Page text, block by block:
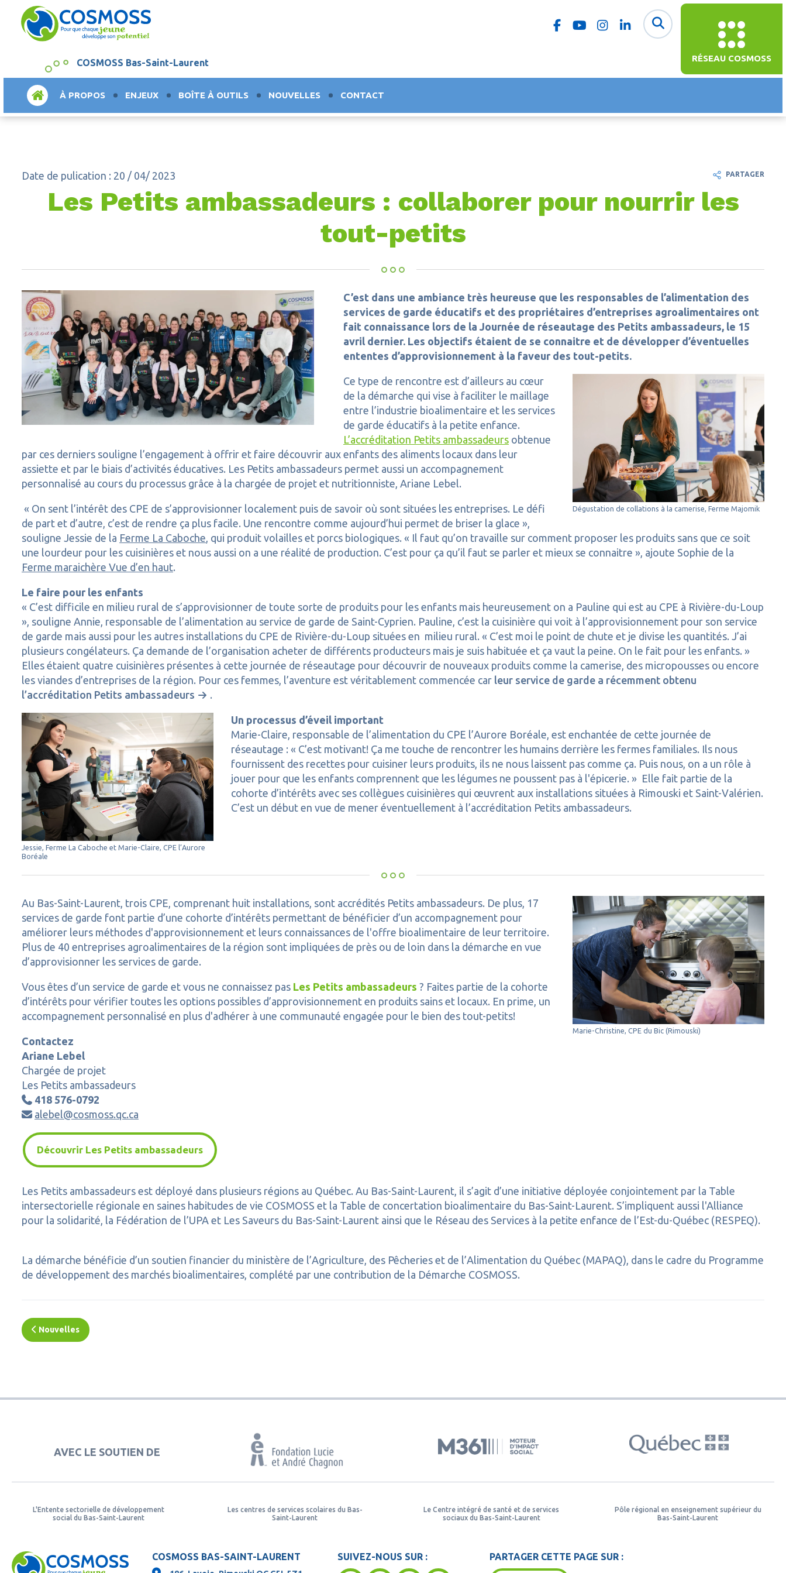
RÉSEAU COSMOSS
COSMOSS Bas-Saint-Laurent
ACCUEILÀ PROPOS ENJEUX BOÎTE À OUTILS NOUVELLES CONTACT
Date de pulication : 20 / 04/ 2023
Les Petits ambassadeurs : collaborer pour nourrir les
tout-petits
C’est dans une ambiance très heureuse que les responsables de l’alimentation des
services de garde éducatifs et des propriétaires d’entreprises agroalimentaires ont
fait connaissance lors de la Journée de réseautage des Petits ambassadeurs, le 15
avril dernier. Les objectifs étaient de se connaitre et de développer d’éventuelles
ententes d’approvisionnement à la faveur des tout-petits.
Dégustation de collations à la camerise, Ferme Majomik
Ce type de rencontre est d’ailleurs au cœur
de la démarche qui vise à faciliter le maillage
entre l’industrie bioalimentaire et les services
de garde éducatifs à la petite enfance.
L’accréditation Petits ambassadeurs obtenue
par ces derniers souligne l’engagement à offrir et faire découvrir aux enfants des aliments locaux dans leur
assiette et par le biais d’activités éducatives. Les Petits ambassadeurs permet aussi un accompagnement
personnalisé au cours du processus grâce à la chargée de projet et nutritionniste, Ariane Lebel.
« On sent l’intérêt des CPE de s’approvisionner localement puis de savoir où sont situées les entreprises. Le défi
de part et d’autre, c’est de rendre ça plus facile. Une rencontre comme aujourd’hui permet de briser la glace »,
souligne Jessie de la Ferme La Caboche, qui produit volailles et porcs biologiques. « Il faut qu’on travaille sur comment proposer les produits sans que ce soit
une lourdeur pour les cuisinières et nous aussi on a une réalité de production. C’est pour ça qu’il faut se parler et mieux se connaitre », ajoute Sophie de la
Ferme maraichère Vue d’en haut.
Le faire pour les enfants
« C’est difficile en milieu rural de s’approvisionner de toute sorte de produits pour les enfants mais heureusement on a Pauline qui est au CPE à Rivière-du-Loup
», souligne Annie, responsable de l’alimentation au service de garde de Saint-Cyprien. Pauline, c’est la cuisinière qui voit à l’approvisionnement pour son service
de garde mais aussi pour les autres installations du CPE de Rivière-du-Loup situées en milieu rural. « C’est moi le point de chute et je divise les quantités. J’ai
plusieurs congélateurs. Ça demande de l’organisation acheter de différents producteurs mais je suis habituée et ça vaut la peine. On le fait pour les enfants. »
Elles étaient quatre cuisinières présentes à cette journée de réseautage pour découvrir de nouveaux produits comme la camerise, des micropousses ou encore
les viandes d’entreprises de la région. Pour ces femmes, l’aventure est véritablement commencée car leur service de garde a récemment obtenu
l’accréditation Petits ambassadeurs
.
Jessie, Ferme La Caboche et Marie-Claire, CPE l’Aurore
Boréale
Un processus d’éveil important
Marie-Claire, responsable de l’alimentation du CPE l’Aurore Boréale, est enchantée de cette journée de
réseautage : « C’est motivant! Ça me touche de rencontrer les humains derrière les fermes familiales. Ils nous
fournissent des recettes pour cuisiner leurs produits, ils ne nous laissent pas comme ça. Puis nous, on a un rôle à
jouer pour que les enfants comprennent que les légumes ne poussent pas à l'épicerie. » Elle fait partie de la
cohorte d’intérêts avec ses collègues cuisinières qui œuvrent aux installations situées à Rimouski et Saint-Valérien.
C’est un début en vue de mener éventuellement à l’accréditation Petits ambassadeurs.
Marie-Christine, CPE du Bic (Rimouski)
Au Bas-Saint-Laurent, trois CPE, comprenant huit installations, sont accrédités Petits ambassadeurs. De plus, 17
services de garde font partie d’une cohorte d’intérêts permettant de bénéficier d’un accompagnement pour
améliorer leurs méthodes d'approvisionnement et leurs connaissances de l'offre bioalimentaire de leur territoire.
Plus de 40 entreprises agroalimentaires de la région sont impliquées de près ou de loin dans la démarche en vue
d’approvisionner les services de garde.
Vous êtes d’un service de garde et vous ne connaissez pas Les Petits ambassadeurs ? Faites partie de la cohorte
d’intérêts pour vérifier toutes les options possibles d’approvisionnement en produits sains et locaux. En prime, un
accompagnement personnalisé en plus d'adhérer à une communauté engagée pour le bien des tout-petits!
Contactez
Ariane Lebel
Chargée de projet
Les Petits ambassadeurs
 418 576-0792
 alebel@cosmoss.qc.ca
Découvrir Les Petits ambassadeurs
Les Petits ambassadeurs est déployé dans plusieurs régions au Québec. Au Bas-Saint-Laurent, il s’agit d’une initiative déployée conjointement par la Table
intersectorielle régionale en saines habitudes de vie COSMOSS et la Table de concertation bioalimentaire du Bas-Saint-Laurent. S’impliquent aussi l'Alliance
pour la solidarité, la Fédération de l’UPA et Les Saveurs du Bas-Saint-Laurent ainsi que le Réseau des Services à la petite enfance de l’Est-du-Québec (RESPEQ).
La démarche bénéficie d’un soutien financier du ministère de l’Agriculture, des Pêcheries et de l’Alimentation du Québec (MAPAQ), dans le cadre du Programme
de développement des marchés bioalimentaires, complété par une contribution de la Démarche COSMOSS.
Nouvelles
PARTAGER
AVEC LE SOUTIEN DE
L'Entente sectorielle de développement
social du Bas-Saint-Laurent
Les centres de services scolaires du Bas-
Saint-Laurent
Le Centre intégré de santé et de services
sociaux du Bas-Saint-Laurent
Pôle régional en enseignement supérieur du
Bas-Saint-Laurent
COSMOSS BAS-SAINT-LAURENT SUIVEZ-NOUS SUR : PARTAGER CETTE PAGE SUR :